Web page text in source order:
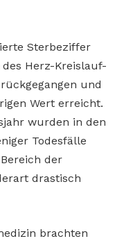
Sterbeziffer
Herz-Kreislauf-
und
Wert erreicht.
wurden in den
Todesfälle
der
drastisch
brachten